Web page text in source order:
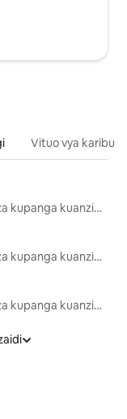
Vituo vya karibu
Nyumba za kupanga kuanzia mwezi mmoja
Nyumba za kupanga kuanzia mwezi mmoja
Nyumba za kupanga kuanzia mwezi mmoja